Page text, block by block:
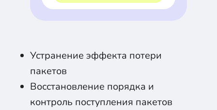
Устранение эффекта потери
пакетов
Восстановление порядка и
контроль поступления пакетов